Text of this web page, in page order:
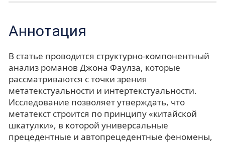
Аннотация
В статье проводится структурно-компонентный
анализ романов Джона Фаулза, которые
рассматриваются с точки зрения
метатекстуальности и интертекстуальности.
Исследование позволяет утверждать, что
метатекст строится по принципу «китайской
шкатулки», в которой универсальные
прецедентные и автопрецедентные феномены,